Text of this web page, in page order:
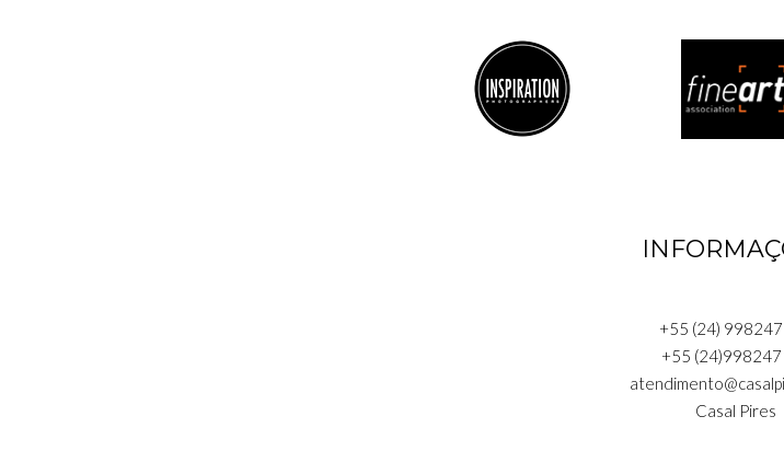
+55 (24)
+55
Casal Pires